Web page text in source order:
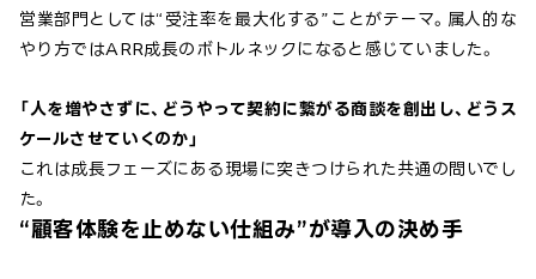
営業部門としては“受注率を最大化する”ことがテーマ。属人的な
やり方ではARR成長のボトルネックになると感じていました。
「人を増やさずに、どうやって契約に繋がる商談を創出し、どうス
ケールさせていくのか」
これは成長フェーズにある現場に突きつけられた共通の問いでし
た。
“顧客体験を止めない仕組み”が導入の決め手